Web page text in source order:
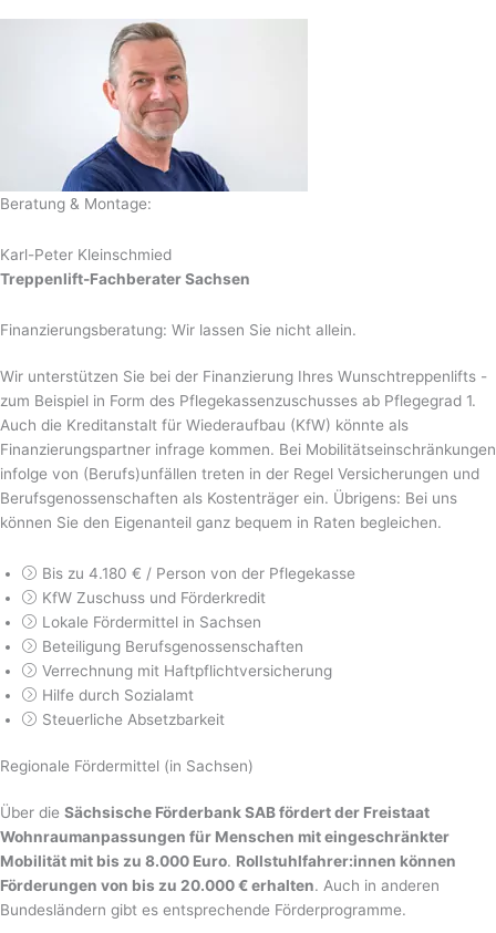
Beratung & Montage:
Karl-Peter Kleinschmied
Treppenlift-Fachberater Sachsen
Finanzierungsberatung: Wir lassen Sie nicht allein.
Wir unterstützen Sie bei der Finanzierung Ihres Wunschtreppenlifts -
zum Beispiel in Form des Pflegekassenzuschusses ab Pflegegrad 1.
Auch die Kreditanstalt für Wiederaufbau (KfW) könnte als
Finanzierungspartner infrage kommen. Bei Mobilitätseinschränkungen
infolge von (Berufs)unfällen treten in der Regel Versicherungen und
Berufsgenossenschaften als Kostenträger ein. Übrigens: Bei uns
können Sie den Eigenanteil ganz bequem in Raten begleichen.
Bis zu 4.180 € / Person von der Pflegekasse
KfW Zuschuss und Förderkredit
Lokale Fördermittel in Sachsen
Beteiligung Berufsgenossenschaften
Verrechnung mit Haftpflichtversicherung
Hilfe durch Sozialamt
Steuerliche Absetzbarkeit
Regionale Fördermittel (in Sachsen)
Über die Sächsische Förderbank SAB fördert der Freistaat
Wohnraumanpassungen für Menschen mit eingeschränkter
Mobilität mit bis zu 8.000 Euro. Rollstuhlfahrer:innen können
Förderungen von bis zu 20.000 € erhalten. Auch in anderen
Bundesländern gibt es entsprechende Förderprogramme.